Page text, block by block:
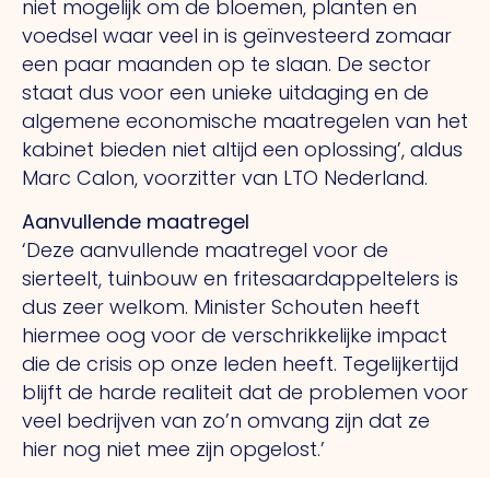
niet mogelijk om de bloemen, planten en
voedsel waar veel in is geïnvesteerd zomaar
een paar maanden op te slaan. De sector
staat dus voor een unieke uitdaging en de
algemene economische maatregelen van het
kabinet bieden niet altijd een oplossing’, aldus
Marc Calon, voorzitter van LTO Nederland.
Aanvullende maatregel
‘Deze aanvullende maatregel voor de
sierteelt, tuinbouw en fritesaardappeltelers is
dus zeer welkom. Minister Schouten heeft
hiermee oog voor de verschrikkelijke impact
die de crisis op onze leden heeft. Tegelijkertijd
blijft de harde realiteit dat de problemen voor
veel bedrijven van zo’n omvang zijn dat ze
hier nog niet mee zijn opgelost.’